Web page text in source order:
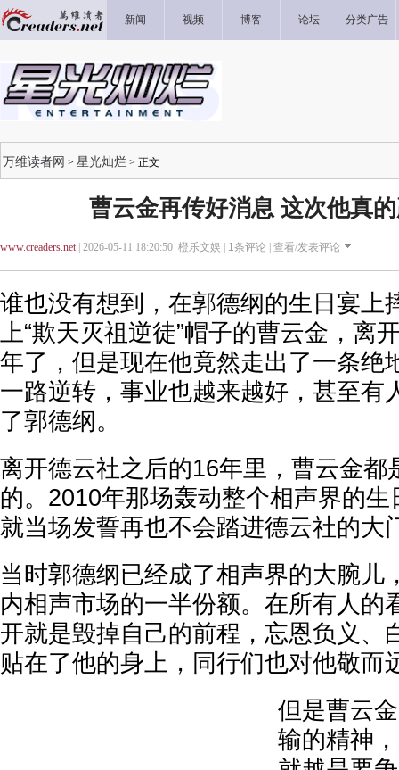
新闻 视频 博客 论坛 分类广告
万维读者网 > 星光灿烂 > 正文
曹云金再传好消息 这次他真
www.creaders.net| 2026-05-11 18:20:50 橙乐文娱 | 1条评论 | 查看/发表评论
谁也没有想到，在郭德纲的生日宴上
上“欺天灭祖逆徒”帽子的曹云金，离
年了，但是现在他竟然走出了一条绝
一路逆转，事业也越来越好，甚至有
了郭德纲。
离开德云社之后的16年里，曹云金都
的。2010年那场轰动整个相声界的
就当场发誓再也不会踏进德云社的大
当时郭德纲已经成了相声界的大腕儿
内相声市场的一半份额。在所有人的
开就是毁掉自己的前程，忘恩负义、
贴在了他的身上，同行们也对他敬而
但是曹云
输的精神